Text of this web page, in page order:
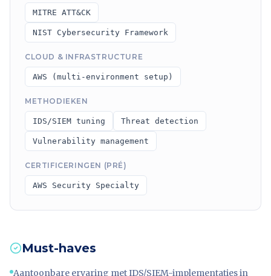
MITRE ATT&CK
NIST Cybersecurity Framework
CLOUD & INFRASTRUCTURE
AWS (multi-environment setup)
METHODIEKEN
IDS/SIEM tuning Threat detection
Vulnerability management
CERTIFICERINGEN (PRÉ)
AWS Security Specialty
Must-haves
Aantoonbare ervaring met IDS/SIEM-implementaties in